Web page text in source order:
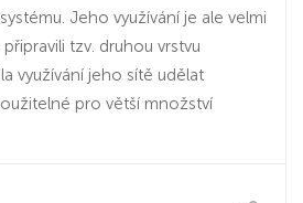
Jeho využívání je ale velmi
tzv. druhou vrstvu
využívání jeho sítě udělat
pro větší množství